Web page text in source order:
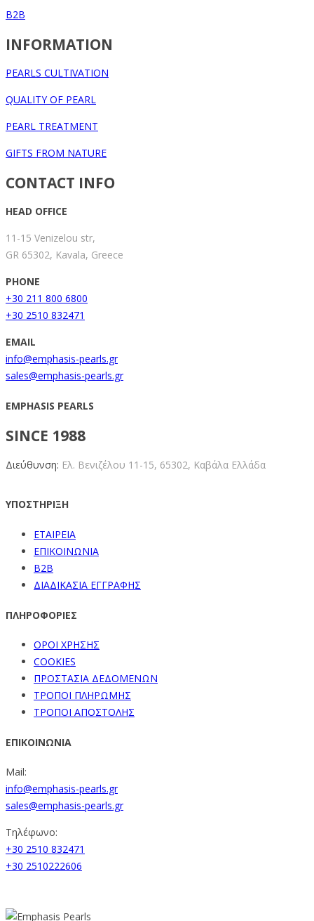
B2B
INFORMATION
PEARLS CULTIVATION
QUALITY OF PEARL
PEARL TREATMENT
GIFTS FROM NATURE
CONTACT INFO
HEAD OFFICE
11-15 Venizelou str,
GR 65302, Kavala, Greece
PHONE
+30 211 800 6800
+30 2510 832471
EMAIL
info@emphasis-pearls.gr
sales@emphasis-pearls.gr
EMPHASIS PEARLS
SINCE 1988
Διεύθυνση: Ελ. Βενιζέλου 11-15, 65302, Καβάλα Ελλάδα
ΥΠΟΣΤΗΡΙΞΗ
ΕΤΑΙΡΕΙΑ
ΕΠΙΚΟΙΝΩΝΙΑ
B2B
ΔΙΑΔΙΚΑΣΙΑ ΕΓΓΡΑΦΗΣ
ΠΛΗΡΟΦΟΡΙΕΣ
ΟΡΟΙ ΧΡΗΣΗΣ
COOKIES
ΠΡΟΣΤΑΣΙΑ ΔΕΔΟΜΕΝΩΝ
ΤΡΟΠΟΙ ΠΛΗΡΩΜΗΣ
ΤΡΟΠΟΙ ΑΠΟΣΤΟΛΗΣ
ΕΠΙΚΟΙΝΩΝΙΑ
Mail:
info@emphasis-pearls.gr
sales@emphasis-pearls.gr
Τηλέφωνο:
+30 2510 832471
+30 2510222606